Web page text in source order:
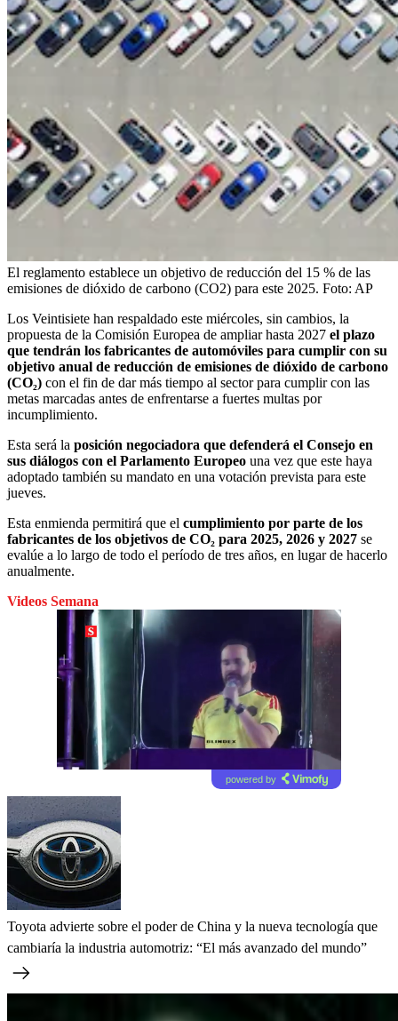
El reglamento establece un objetivo de reducción del 15 % de las
emisiones de dióxido de carbono (CO2) para este 2025. Foto: AP
Los Veintisiete han respaldado este miércoles, sin cambios, la
propuesta de la Comisión Europea de ampliar hasta 2027 el plazo
que tendrán los fabricantes de automóviles para cumplir con su
objetivo anual de reducción de emisiones de dióxido de carbono
(CO₂) con el fin de dar más tiempo al sector para cumplir con las
metas marcadas antes de enfrentarse a fuertes multas por
incumplimiento.
Esta será la posición negociadora que defenderá el Consejo en
sus diálogos con el Parlamento Europeo una vez que este haya
adoptado también su mandato en una votación prevista para este
jueves.
Esta enmienda permitirá que el cumplimiento por parte de los
fabricantes de los objetivos de CO₂ para 2025, 2026 y 2027 se
evalúe a lo largo de todo el período de tres años, en lugar de hacerlo
anualmente.
Videos Semana
powered by
Toyota advierte sobre el poder de China y la nueva tecnología que
cambiaría la industria automotriz: “El más avanzado del mundo”